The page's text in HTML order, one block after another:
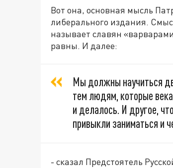
Вот она, основная мысль
либерального издания.
называет славян
равны. И далее:
Мы должны научиться
тем людям, которые
и делалось. И другое,
привыкли заниматься и
- сказал Предстоятель